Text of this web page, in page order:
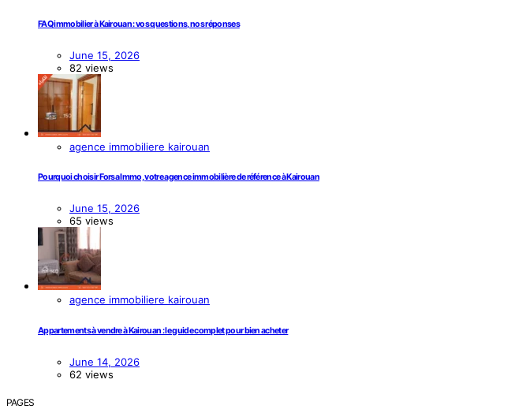
FAQ immobilier à Kairouan : vos questions, nos réponses
June 15, 2026
82 views
agence immobiliere kairouan
Pourquoi choisir Forsa Immo, votre agence immobilière de référence à Kairouan
June 15, 2026
65 views
agence immobiliere kairouan
Appartements à vendre à Kairouan : le guide complet pour bien acheter
June 14, 2026
62 views
PAGES